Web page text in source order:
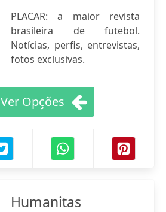
PLACAR: a maior revista
brasileira de futebol.
Notícias, perfis, entrevistas,
fotos exclusivas.
Ver Opções
Humanitas